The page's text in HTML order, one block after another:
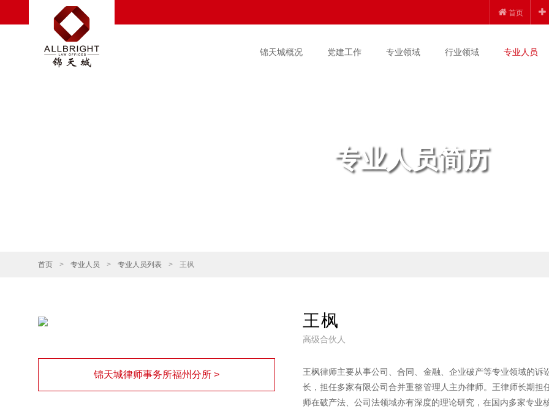
首页
锦天城概况 党建工作 专业领域 行业领域 专业人员
专业人员简历
首页 > 专业人员 > 专业人员列表 > 王枫
王枫
高级合伙人
王枫律师主要从事公司、合同、金融、企业破产等专业领域的
长，担任多家有限公司合并重整管理人主办律师。王律师长期
师在破产法、公司法领域亦有深度的理论研究，在国内多家专业
锦天城律师事务所福州分所 >